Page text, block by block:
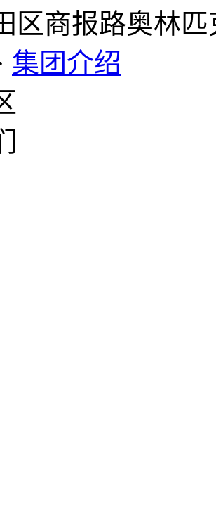
区商报路奥林匹
集团介绍